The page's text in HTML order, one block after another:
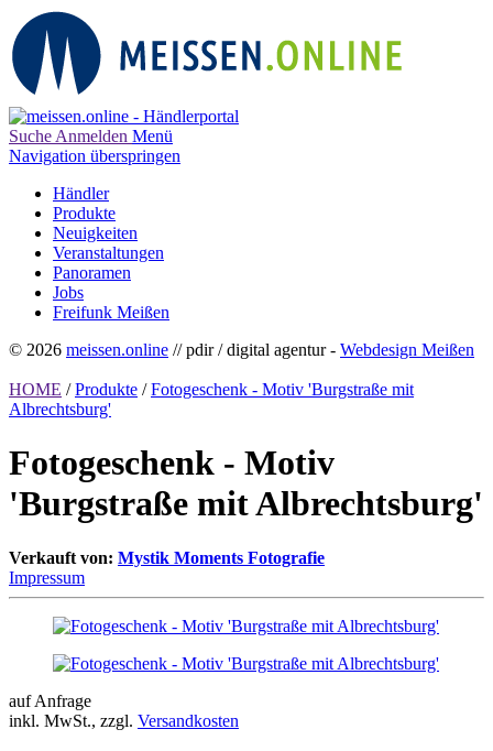
Suche Anmelden Menü
Navigation überspringen
Händler
Produkte
Neuigkeiten
Veranstaltungen
Panoramen
Jobs
Freifunk Meißen
© 2026 meissen.online // pdir / digital agentur - Webdesign Meißen
HOME / Produkte / Fotogeschenk - Motiv 'Burgstraße mit
Albrechtsburg'
Fotogeschenk - Motiv
'Burgstraße mit Albrechtsburg'
Verkauft von: Mystik Moments Fotografie
Impressum
auf Anfrage
inkl. MwSt., zzgl. Versandkosten